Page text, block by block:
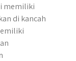
memiliki
di kancah